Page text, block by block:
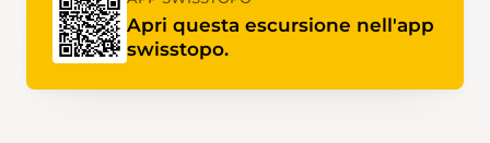
Apri questa escursione nell'app
swisstopo.